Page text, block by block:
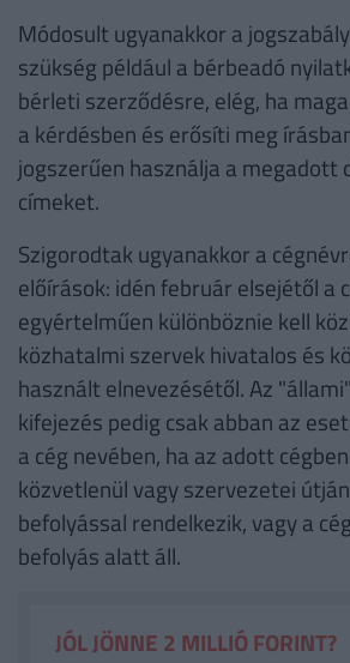
Módosult ugyanakkor a
szükség például a bérbeadó
bérleti szerződésre, elég, ha
a kérdésben és erősíti meg
jogszerűen használja a megadott
címeket.
Szigorodtak ugyanakkor a
előírások: idén február elsejétől a
egyértelműen különböznie kell
közhatalmi szervek hivatalos és
használt elnevezésétől. Az
kifejezés pedig csak abban az
a cég nevében, ha az adott
közvetlenül vagy szervezetei
befolyással rendelkezik, vagy a
befolyás alatt áll.
JÓL JÖNNE 2 MILLIÓ FORINT?